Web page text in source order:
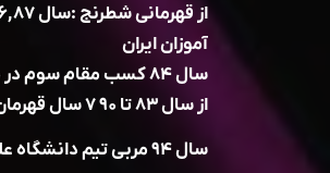
آموزان ایران
سال ۸۴ کسب مقام سوم در مسابقات دانش آموزان ایران
از سال ۸۳ تا ۹۰ ۷ سال قهرمان استان آذربایجان غربی بودم در تمامی رده های سنی
سال ۹۴ مربی تیم دانشگاه علوم پزشکی بودم در ارومیه